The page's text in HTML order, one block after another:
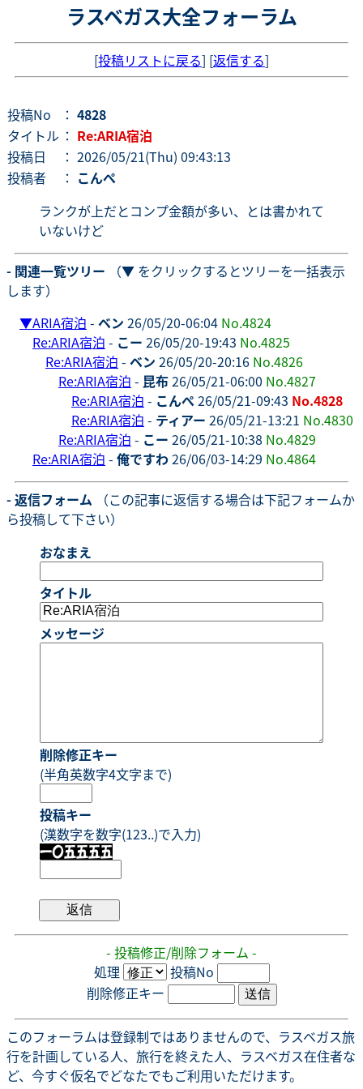
ラスベガス大全フォーラム
[投稿リストに戻る] [返信する]
投稿No ： 4828
タイトル ： Re:ARIA宿泊
投稿日
： 2026/05/21(Thu) 09:43:13
投稿者
： こんぺ
ランクが上だとコンプ金額が多い、とは書かれて
いないけど
- 関連一覧ツリー （▼ をクリックするとツリーを一括表示
します）
▼ARIA宿泊 - ベン 26/05/20-06:04 No.4824
Re:ARIA宿泊 - こー 26/05/20-19:43 No.4825
Re:ARIA宿泊 - ベン 26/05/20-20:16 No.4826
Re:ARIA宿泊 - 昆布26/05/21-06:00 No.4827
Re:ARIA宿泊 - こんぺ26/05/21-09:43 No.4828
Re:ARIA宿泊 - ティアー 26/05/21-13:21 No.4830
Re:ARIA宿泊 - こー 26/05/21-10:38 No.4829
Re:ARIA宿泊 - 俺ですわ 26/06/03-14:29 No.4864
- 返信フォーム （この記事に返信する場合は下記フォームか
ら投稿して下さい）
おなまえ
タイトル
メッセージ
削除修正キー
(半角英数字4文字まで)
投稿キー
(漢数字を数字(123..)で入力)
- 投稿修正/削除フォーム -
処理
投稿No
削除修正キー
このフォーラムは登録制ではありませんので、ラスベガス旅
行を計画している人、旅行を終えた人、ラスベガス在住者な
ど、今すぐ仮名でどなたでもご利用いただけます。